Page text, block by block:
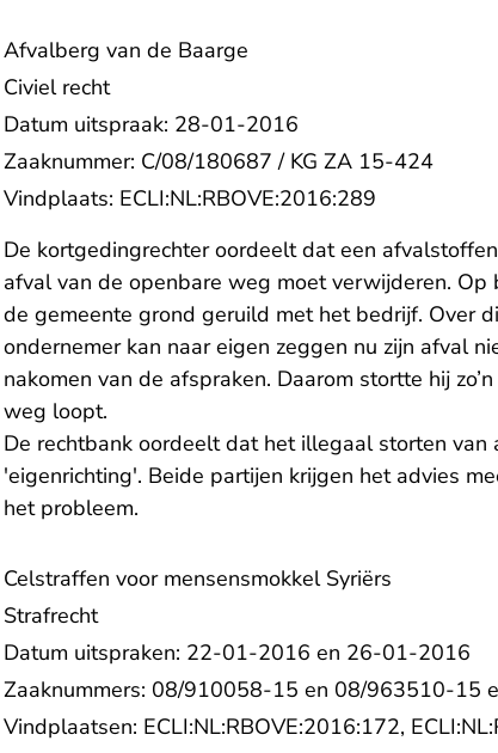
Afvalberg van de Baarge
Civiel recht
Datum uitspraak: 28-01-2016
Zaaknummer: C/08/180687 / KG ZA 15-424
Vindplaats: ECLI:NL:RBOVE:2016:289
De kortgedingrechter oordeelt dat een
afval van de openbare weg moet verwijderen.
de gemeente grond geruild met het bedrijf. Over
ondernemer kan naar eigen zeggen nu zijn afval
nakomen van de afspraken. Daarom stortte hij
weg loopt.
De rechtbank oordeelt- U verlaat Rechtspraak.nl
dat het illegaal storten van
'eigenrichting'. Beide partijen krijgen het advies
het probleem.
Celstraffen voor mensensmokkel Syriërs
Strafrecht
Datum uitspraken: 22-01-2016 en 26-01-2016
Zaaknummers: 08/910058-15 en 08/963510-15
Vindplaatsen: ECLI:NL:RBOVE:2016:172- U
,